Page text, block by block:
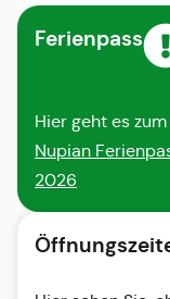
Ferienpass
Hier geht es zum
Nupian
2026